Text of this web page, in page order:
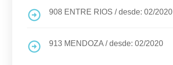
908 ENTRE RIOS /desde: 02/2020
913 MENDOZA /desde: 02/2020